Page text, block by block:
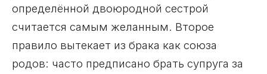
определённой двоюродной сестрой
считается самым желанным. Второе
правило вытекает из брака как союза
родов: часто предписано брать супруга за